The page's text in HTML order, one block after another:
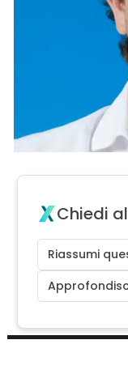
Chiedi
Riassumi